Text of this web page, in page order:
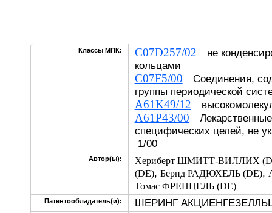
Классы МПК: C07D257/02 не
кольцами
C07F5/00 Соединения,
группы периодической
A61K49/12
A61P43/00
специфических целей, не
1/00
Автор(ы):
Хериберт ШМИТТ-ВИЛЛИХ
(DE), Бернд РАДЮХЕЛЬ (DE),
Томас ФРЕНЦЕЛЬ (DE)
Патентообладатель(и): ШЕРИНГ